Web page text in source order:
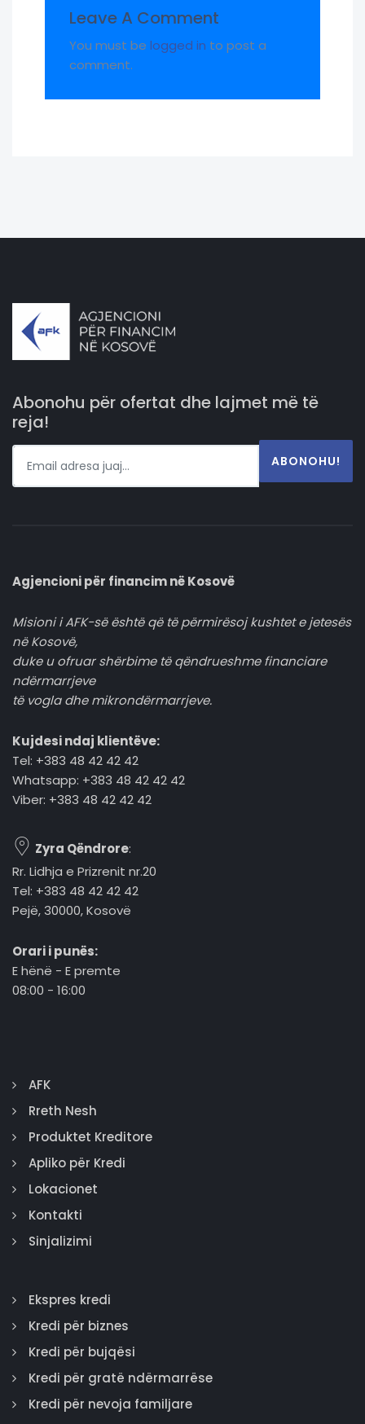
Leave A Comment
You must be logged in to post a
comment.
Abonohu për ofertat dhe lajmet më të
reja!
ABONOHU!
Agjencioni për financim në Kosovë
Misioni i AFK-së është që të përmirësoj kushtet e jetesës
në Kosovë,
duke u ofruar shërbime të qëndrueshme financiare
ndërmarrjeve
të vogla dhe mikrondërmarrjeve.
Kujdesi ndaj klientëve:
Tel: +383 48 42 42 42
Whatsapp: +383 48 42 42 42
Viber: +383 48 42 42 42
Zyra Qëndrore:
Rr. Lidhja e Prizrenit nr.20
Tel: +383 48 42 42 42
Pejë, 30000, Kosovë
Orari i punës:
E hënë - E premte
08:00 - 16:00
AFK
Rreth Nesh
Produktet Kreditore
Apliko për Kredi
Lokacionet
Kontakti
Sinjalizimi
Ekspres kredi
Kredi për biznes
Kredi për bujqësi
Kredi për gratë ndërmarrëse
Kredi për nevoja familjare